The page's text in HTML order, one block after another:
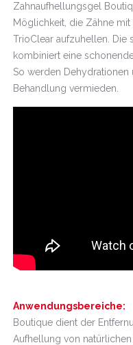
Zahnaufhellungsgel
Möglichkeit, die Zähne
TrioClear aufzuhellen. Die
kombiniert eine
So werden Dehydrationen
Behandlung vermieden.
Anwendungsbereiche:
Boutique dient der
Aufhellung von